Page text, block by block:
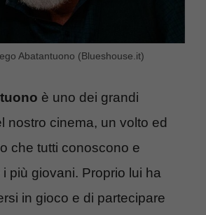
Abatantuono (Blueshouse.it)
è uno dei grandi
nostro cinema, un volto ed
che tutti conoscono e
più giovani. Proprio lui ha
in gioco e di partecipare